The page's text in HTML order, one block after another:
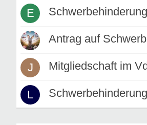
E
Antrag auf
J Mitgliedschaft im
L